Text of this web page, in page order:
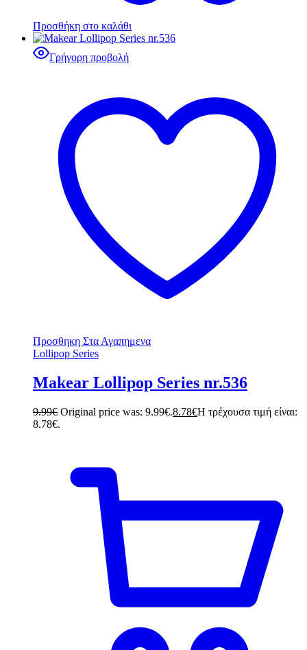
Προσθήκη στο καλάθι
Γρήγορη προβολή
Προσθηκη Στα Αγαπημενα
Lollipop Series
Makear Lollipop Series nr.536
9.99€ Original price was: 9.99€.8.78€Η τρέχουσα τιμή είναι:
8.78€.